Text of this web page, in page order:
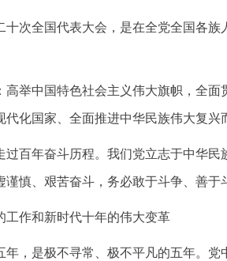
十次全国代表大会，是在全党全国各
高举中国特色社会主义伟大旗帜，全
代化国家、全面推进中华民族伟大复兴
过百年奋斗历程。我们党立志于中华
谨慎、艰苦奋斗，务必敢于斗争、善
工作和新时代十年的伟大变革
年，是极不寻常、极不平凡的五年。